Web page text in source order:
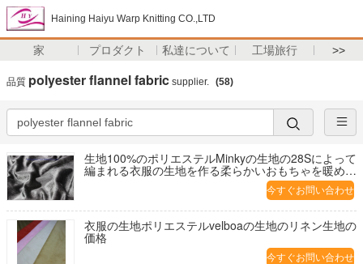
Haining Haiyu Warp Knitting CO.,LTD
家 プロダクト 私達について 工場旅行 >>
品質 polyester flannel fabric supplier. (58)
生地100%のポリエステルMinkyの生地の28Sによって
編まれる衣服の生地を作る柔らかいおもちゃを暖めて
今すぐお問い合わせ
衣服の生地ポリエステルvelboaの生地のリネン生地の
価格
今すぐお問い合わせ